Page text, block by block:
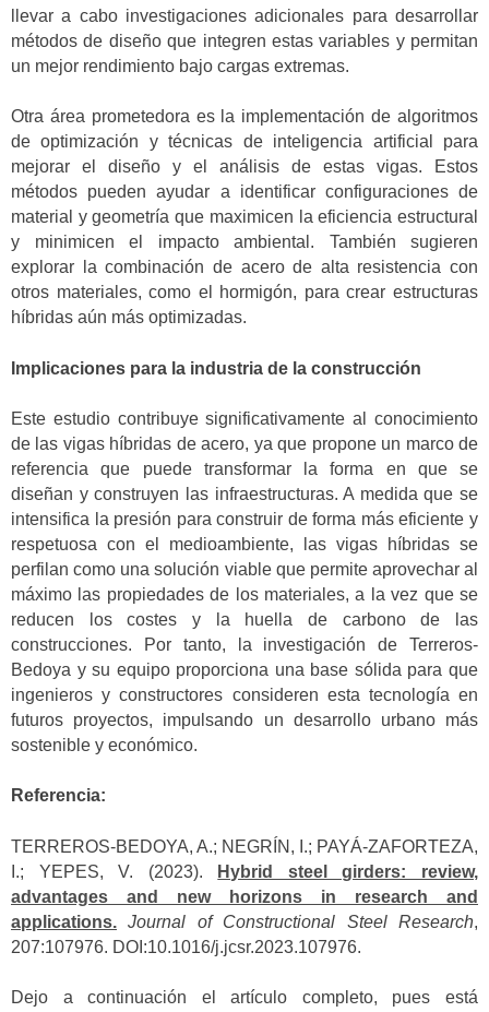
llevar a cabo investigaciones adicionales para desarrollar
métodos de diseño que integren estas variables y permitan
un mejor rendimiento bajo cargas extremas.
Otra área prometedora es la implementación de algoritmos
de optimización y técnicas de inteligencia artificial para
mejorar el diseño y el análisis de estas vigas. Estos
métodos pueden ayudar a identificar configuraciones de
material y geometría que maximicen la eficiencia estructural
y minimicen el impacto ambiental. También sugieren
explorar la combinación de acero de alta resistencia con
otros materiales, como el hormigón, para crear estructuras
híbridas aún más optimizadas.
Implicaciones para la industria de la construcción
Este estudio contribuye significativamente al conocimiento
de las vigas híbridas de acero, ya que propone un marco de
referencia que puede transformar la forma en que se
diseñan y construyen las infraestructuras. A medida que se
intensifica la presión para construir de forma más eficiente y
respetuosa con el medioambiente, las vigas híbridas se
perfilan como una solución viable que permite aprovechar al
máximo las propiedades de los materiales, a la vez que se
reducen los costes y la huella de carbono de las
construcciones. Por tanto, la investigación de Terreros-
Bedoya y su equipo proporciona una base sólida para que
ingenieros y constructores consideren esta tecnología en
futuros proyectos, impulsando un desarrollo urbano más
sostenible y económico.
Referencia:
TERREROS-BEDOYA, A.; NEGRÍN, I.; PAYÁ-ZAFORTEZA,
I.; YEPES, V. (2023).
Hybrid steel girders: review,
advantages and new horizons in research and
applications.
Journal of Constructional Steel Research,
207:107976. DOI:10.1016/j.jcsr.2023.107976.
Dejo a continuación el artículo completo, pues está